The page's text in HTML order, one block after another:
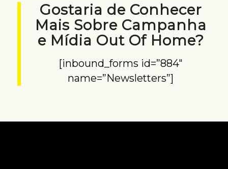
Gostaria de Conhecer
Mais Sobre Campanha
e Mídia Out Of Home?
[inbound_forms id=”884″
name=”Newsletters”]